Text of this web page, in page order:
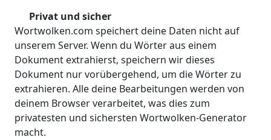
Privat und sicher
Wortwolken.com speichert deine Daten nicht auf
unserem Server. Wenn du Wörter aus einem
Dokument extrahierst, speichern wir dieses
Dokument nur vorübergehend, um die Wörter zu
extrahieren. Alle deine Bearbeitungen werden von
deinem Browser verarbeitet, was dies zum
privatesten und sichersten Wortwolken-Generator
macht.